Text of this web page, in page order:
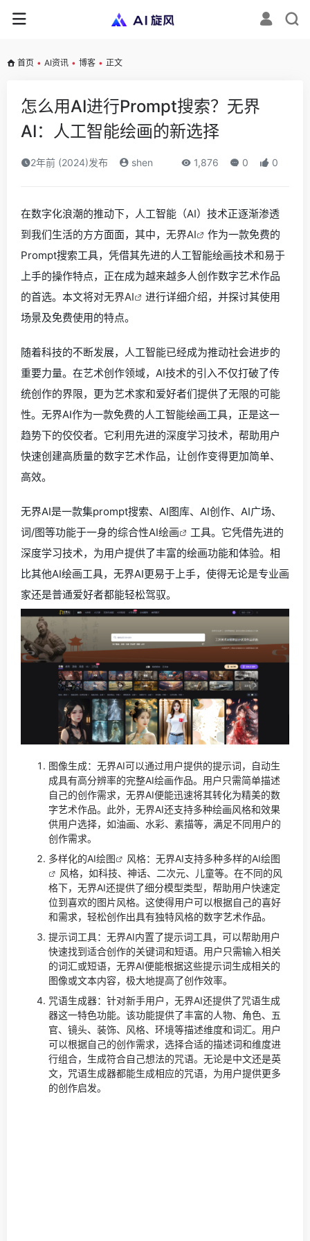
首页 • AI资讯 • 博客 • 正文
怎么用AI进行Prompt搜索？无界
AI：人工智能绘画的新选择
2年前 (2024)发布 shen 1,876 0 0
在数字化浪潮的推动下，人工智能（AI）技术正逐渐渗透
到我们生活的方方面面，其中， 无界AI
作为一款免费的
Prompt搜索工具，凭借其先进的人工智能绘画技术和易于
上手的操作特点，正在成为越来越多人创作数字艺术作品
的首选。本文将对无界AI
进行详细介绍，并探讨其使用
场景及免费使用的特点。
随着科技的不断发展，人工智能已经成为推动社会进步的
重要力量。在艺术创作领域，AI技术的引入不仅打破了传
统创作的界限，更为艺术家和爱好者们提供了无限的可能
性。无界AI作为一款免费的人工智能绘画工具，正是这一
趋势下的佼佼者。它利用先进的深度学习技术，帮助用户
快速创建高质量的数字艺术作品，让创作变得更加简单、
高效。
无界AI是一款集prompt搜索、AI图库、AI创作、AI广场、
词/图等功能于一身的综合性AI绘画
工具。它凭借先进的
深度学习技术，为用户提供了丰富的绘画功能和体验。相
比其他AI绘画工具，无界AI更易于上手，使得无论是专业画
家还是普通爱好者都能轻松驾驭。
图像生成：无界AI可以通过用户提供的提示词，自动生
成具有高分辨率的完整AI绘画作品。用户只需简单描述
自己的创作需求，无界AI便能迅速将其转化为精美的数
字艺术作品。此外，无界AI还支持多种绘画风格和效果
供用户选择，如油画、水彩、素描等，满足不同用户的
创作需求。
多样化的AI绘图 风格：无界AI支持多种多样的AI绘图
风格，如科技、神话、二次元、儿童等。在不同的风
格下，无界AI还提供了细分模型类型，帮助用户快速定
位到喜欢的图片风格。这使得用户可以根据自己的喜好
和需求，轻松创作出具有独特风格的数字艺术作品。
提示词工具：无界AI内置了提示词工具，可以帮助用户
快速找到适合创作的关键词和短语。用户只需输入相关
的词汇或短语，无界AI便能根据这些提示词生成相关的
图像或文本内容，极大地提高了创作效率。
咒语生成器：针对新手用户，无界AI还提供了咒语生成
器这一特色功能。该功能提供了丰富的人物、角色、五
官、镜头、装饰、风格、环境等描述维度和词汇。用户
可以根据自己的创作需求，选择合适的描述词和维度进
行组合，生成符合自己想法的咒语。无论是中文还是英
文，咒语生成器都能生成相应的咒语，为用户提供更多
的创作启发。